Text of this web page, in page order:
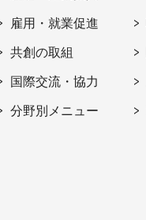
雇用・就業促進
共創の取組
国際交流・協力
分野別メニュー